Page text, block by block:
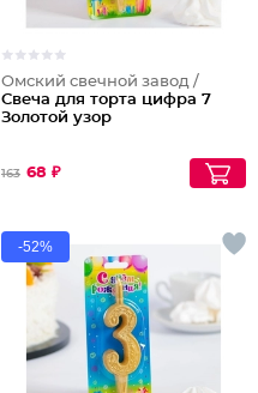
Омский свечной завод /
Свеча для торта цифра 7
Золотой узор
163 68 ₽
-52%